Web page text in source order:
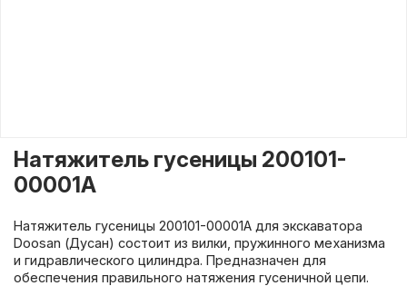
Натяжитель гусеницы 200101-
00001A
Натяжитель гусеницы 200101-00001A для экскаватора
Doosan (Дусан) состоит из вилки, пружинного механизма
и гидравлического цилиндра. Предназначен для
обеспечения правильного натяжения гусеничной цепи.